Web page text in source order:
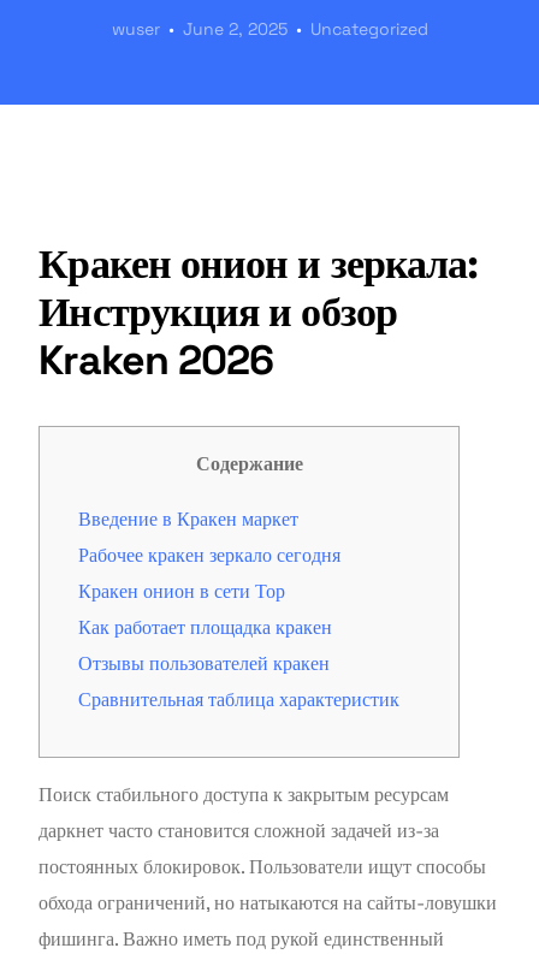
wuser June 2, 2025 Uncategorized
Кракен онион и зеркала:
Инструкция и обзор
Kraken 2026
Содержание
Введение в Кракен маркет
Рабочее кракен зеркало сегодня
Кракен онион в сети Тор
Как работает площадка кракен
Отзывы пользователей кракен
Сравнительная таблица характеристик
Поиск стабильного доступа к закрытым ресурсам
даркнет часто становится сложной задачей из-за
постоянных блокировок. Пользователи ищут способы
обхода ограничений, но натыкаются на сайты-ловушки
фишинга. Важно иметь под рукой единственный